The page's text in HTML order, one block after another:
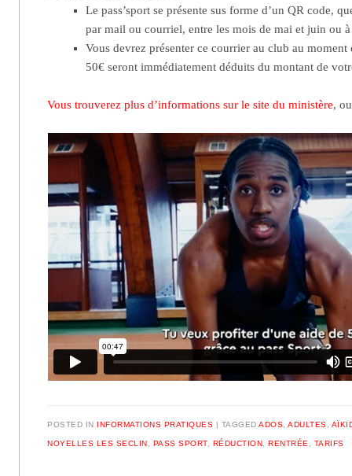
Le pass’sport se présente sus forme d’un QR code,
par mail ou courriel, entre les mois de mai et juin ou
Vous devrez présenter ce courrier au club au
50€ seront immédiatement déduits du montant de
Vous trouverez plus d’informations sur le site du ministère,
POSTED IN INFORMATIONS PRATIQUES | TAGGEDADOS,ADULTES,
NOYELLES LES SECLIN, PASS SPORT, RÉDUCTION,RENTRÉE, TARIFS